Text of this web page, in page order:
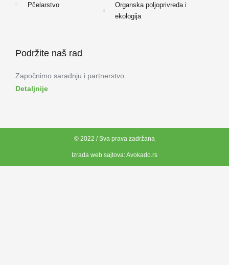
Pčelarstvo
Organska poljoprivreda i
ekologija
Podržite naš rad
Započnimo saradnju i partnerstvo.
Detaljnije
© 2022 / Sva prava zadržana
Izrada web sajtova:Avokado.rs